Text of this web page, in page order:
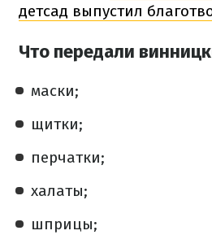
детсад выпустил
Что передали
маски;
щитки;
перчатки;
халаты;
шприцы;